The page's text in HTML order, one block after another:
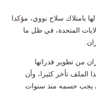
بامتلاك سلاح نووي، مؤكدا
المتحدة، في ظل ما
من تطوير قدراتها
الملف تأخر كثيرا، وأن
يجب حسمه منذ سنوات